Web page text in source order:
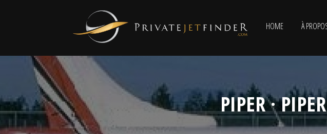
HOME À
PIPER ·